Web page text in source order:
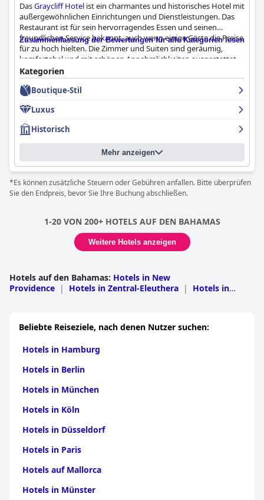
DasGraycliff Hotel ist ein charmantes und historisches Hotel mit
außergewöhnlichen Einrichtungen und Dienstleistungen. Das
Restaurant ist für sein hervorragendes Essen und seinen
freundlichen Service bekannt, auch wenn einige Gäste die Preise
für zu hoch hielten. Die Zimmer und Suiten sind geräumig,
komfortabel und mit schönen Annehmlichkeiten ausgestattet,
auch wenn einige Gäste sie als nicht sauber genug oder das Bett
als unbequem empfanden. Die Sauberkeit des Hotels wird
allgemein gelobt, und das Personal achtet auf Details und
Service und den Charme der alten Welt bekannt, auch wenn
einige Gäste den Service als langsam oder schlecht empfanden.
Der Pool ist absolut wunderschön und ein Höhepunkt eines
jeden Aufenthalts imGraycliff Hotel. Während einige Gäste
behaupteten, das Hotel sei seine 5-Sterne-Klassifizierung nicht
wert, lobten andere die außergewöhnlichen Einrichtungen und
Dienstleistungen des Hotels. Insgesamt bietet dasGraycliff
Hotelein einzigartiges und charmantes Erlebnis, das auf jeden
Fall einen Versuch wert ist.
Zusammenfassung der Bewertungen für alle Kategorien lesen
Kategorien
Boutique-Stil
Luxus
Historisch
Mehr anzeigen
*Es können zusätzliche Steuern oder Gebühren anfallen. Bitte überprüfen
Sie den Endpreis, bevor Sie Ihre Buchung abschließen.
1-20 VON 200+ HOTELS AUF DEN BAHAMAS
Weitere Hotels anzeigen
Hotels auf den Bahamas: Hotels in New
Providence | Hotels in Zentral-Eleuthera |
Hotels in
Eleuthera | Hotels in Long Island | Hotels in South
Island | Hotels in Harbour Islands
Acklins | Hotels in Black Point
| Hotels in Central Andros
Island | Hotels in Mangrove Cay
Mayaguana
| Hotels in South Abaco
Beliebte Reiseziele, nach denen Nutzer suchen:
Hotels in Hamburg
Hotels in Berlin
Hotels in München
Hotels in Köln
Hotels in Düsseldorf
Hotels in Paris
Hotels auf Mallorca
Hotels in Münster